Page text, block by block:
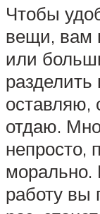
Чтобы
вещи, вам
или
разделить
оставляю,
отдаю.
непросто,
морально.
работу вы